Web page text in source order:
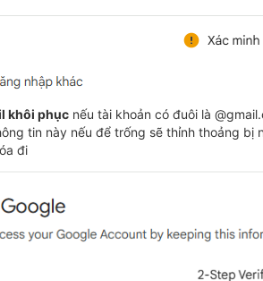
khôi phục nếu tài khoản có đuôi là
tin này nếu để trống sẽ thỉnh thoảng
đi